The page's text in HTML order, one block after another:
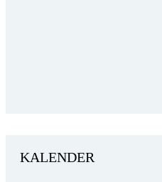
KALENDER